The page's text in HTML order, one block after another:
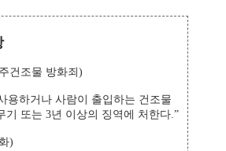
건조물 방화죄)
용하거나 사람이 출입하는 건조물
기 또는 3년 이상의 징역에 처한다.”
)